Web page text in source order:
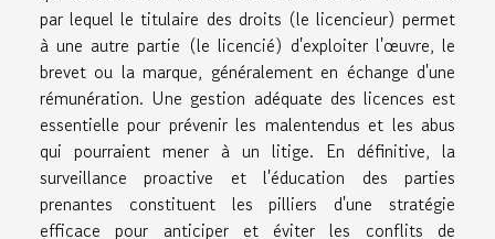
par lequel le titulaire des droits (le licencieur) permet
à une autre partie (le licencié) d'exploiter l'œuvre, le
brevet ou la marque, généralement en échange d'une
rémunération. Une gestion adéquate des licences est
essentielle pour prévenir les malentendus et les abus
qui pourraient mener à un litige. En définitive, la
surveillance proactive et l'éducation des parties
prenantes constituent les pilliers d'une stratégie
efficace pour anticiper et éviter les conflits de